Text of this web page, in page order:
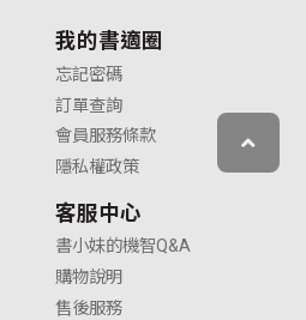
我的書適圈
忘記密碼
訂單查詢
會員服務條款
隱私權政策
客服中心
書小妹的機智Q&A
購物說明
售後服務